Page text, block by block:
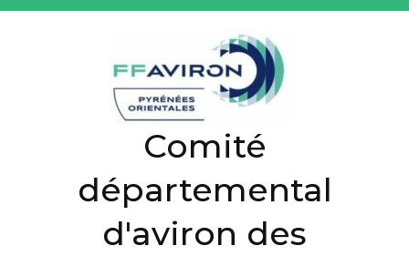
A
Comité
départemental
d'aviron des